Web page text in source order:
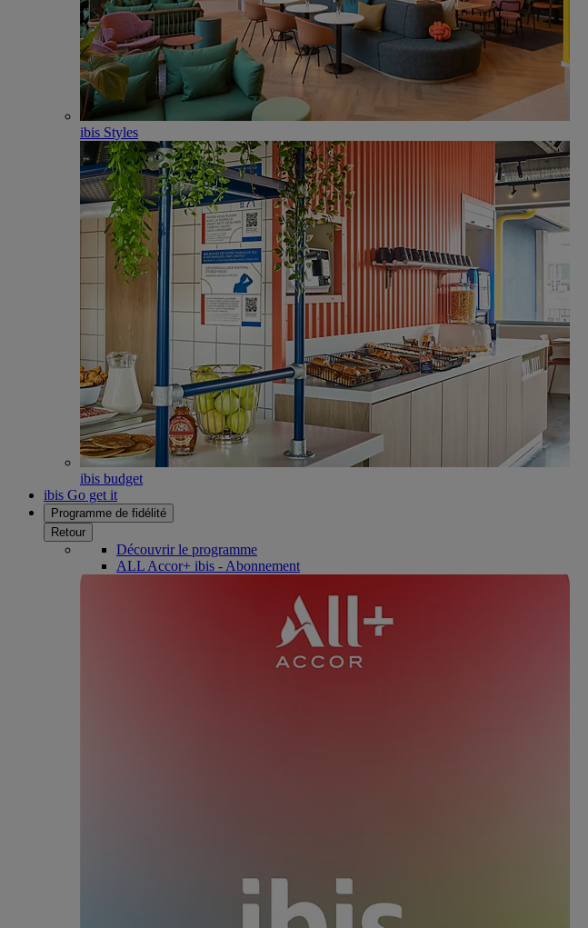
ibis Styles
ibis budget
ibis Go get it
Programme de fidélité
Retour
Découvrir le programme
ALL Accor+ ibis - Abonnement